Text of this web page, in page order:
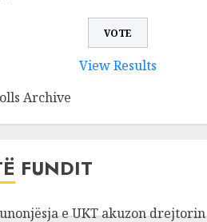
View Results
Archive
FUNDIT
e UKT akuzon drejtorin